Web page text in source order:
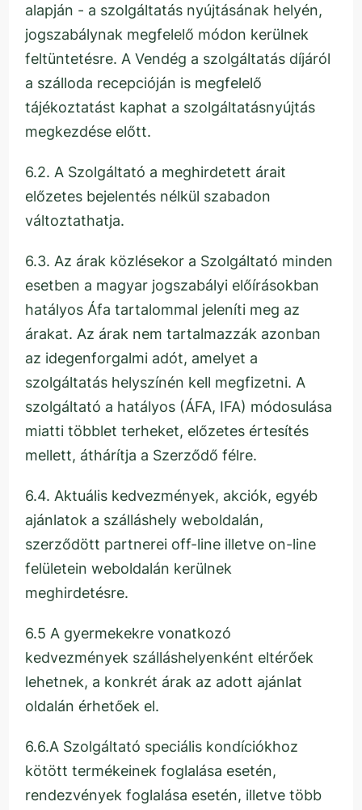
alapján - a szolgáltatás nyújtásának helyén,
jogszabálynak megfelelő módon kerülnek
feltüntetésre. A Vendég a szolgáltatás díjáról
a szálloda recepcióján is megfelelő
tájékoztatást kaphat a szolgáltatásnyújtás
megkezdése előtt.
6.2. A Szolgáltató a meghirdetett árait
előzetes bejelentés nélkül szabadon
változtathatja.
6.3. Az árak közlésekor a Szolgáltató minden
esetben a magyar jogszabályi előírásokban
hatályos Áfa tartalommal jeleníti meg az
árakat. Az árak nem tartalmazzák azonban
az idegenforgalmi adót, amelyet a
szolgáltatás helyszínén kell megfizetni. A
szolgáltató a hatályos (ÁFA, IFA) módosulása
miatti többlet terheket, előzetes értesítés
mellett, áthárítja a Szerződő félre.
6.4. Aktuális kedvezmények, akciók, egyéb
ajánlatok a szálláshely weboldalán,
szerződött partnerei off-line illetve on-line
felületein weboldalán kerülnek
meghirdetésre.
6.5 A gyermekekre vonatkozó
kedvezmények szálláshelyenként eltérőek
lehetnek, a konkrét árak az adott ajánlat
oldalán érhetőek el.
6.6.A Szolgáltató speciális kondíciókhoz
kötött termékeinek foglalása esetén,
rendezvények foglalása esetén, illetve több